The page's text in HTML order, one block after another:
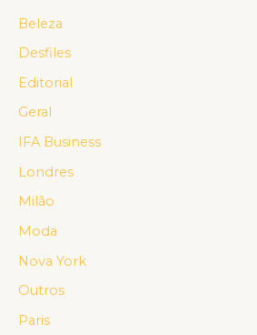
Beleza
Desfiles
Editorial
Geral
IFA Business
Londres
Milão
Moda
Nova York
Outros
Paris